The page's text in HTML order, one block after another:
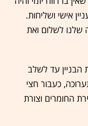
אישי ושליחות.
שלנו לשלום ואת
הבניין עד לשלב
כעבור חצי
החומרים וצורת